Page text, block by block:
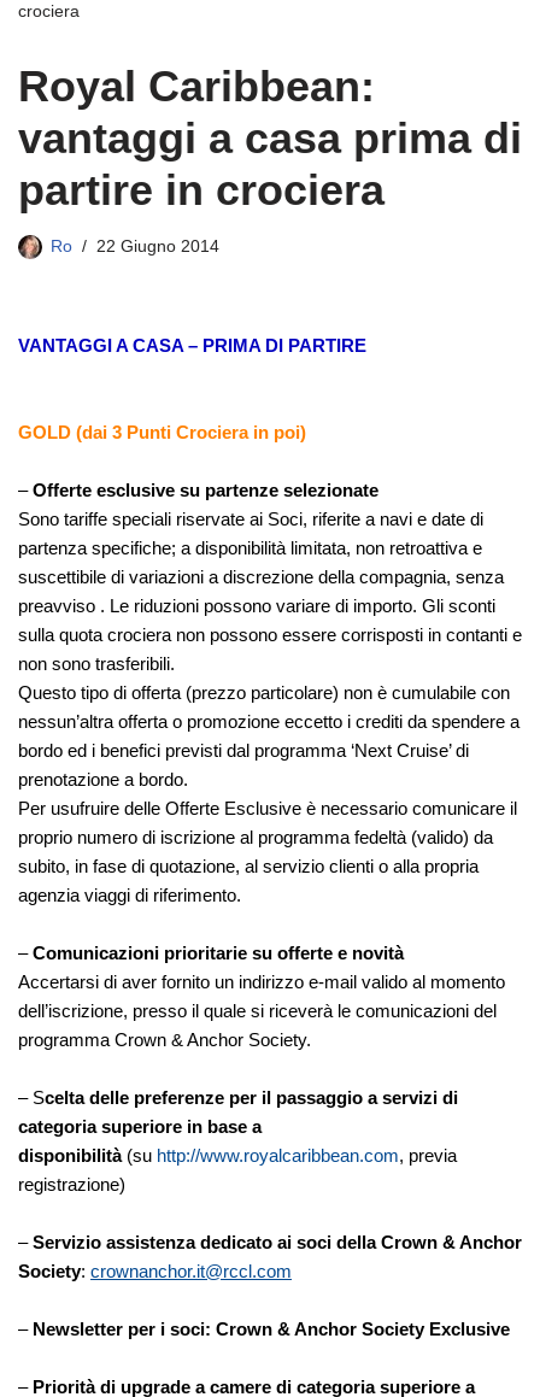
crociera
Royal Caribbean:
vantaggi a casa prima di
partire in crociera
Ro 22 Giugno 2014
VANTAGGI A CASA – PRIMA DI PARTIRE
GOLD (dai 3 Punti Crociera in poi)
–Offerte esclusive su partenze selezionate
Sono tariffe speciali riservate ai Soci, riferite a navi e date di
partenza specifiche; a disponibilità limitata, non retroattiva e
suscettibile di variazioni a discrezione della compagnia, senza
preavviso . Le riduzioni possono variare di importo. Gli sconti
sulla quota crociera non possono essere corrisposti in contanti e
non sono trasferibili.
Questo tipo di offerta (prezzo particolare) non è cumulabile con
nessun’altra offerta o promozione eccetto i crediti da spendere a
bordo ed i benefici previsti dal programma ‘Next Cruise’ di
prenotazione a bordo.
Per usufruire delle Offerte Esclusive è necessario comunicare il
proprio numero di iscrizione al programma fedeltà (valido) da
subito, in fase di quotazione, al servizio clienti o alla propria
agenzia viaggi di riferimento.
–Comunicazioni prioritarie su offerte e novità
Accertarsi di aver fornito un indirizzo e-mail valido al momento
dell’iscrizione, presso il quale si riceverà le comunicazioni del
programma Crown & Anchor Society.
– Scelta delle preferenze per il passaggio a servizi di
categoria superiore in base a
disponibilità(su http://www.royalcaribbean.com, previa
registrazione)
–Servizio assistenza dedicato ai soci della Crown & Anchor
Society: crownanchor.it@rccl.com
– Newsletter per i soci: Crown & Anchor Society Exclusive
– Priorità di upgrade a camere di categoria superiore a